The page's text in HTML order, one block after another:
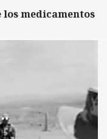
los medicamentos